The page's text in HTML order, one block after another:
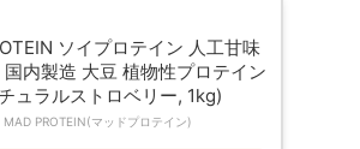
ソイプロテイン 人工甘味
内製造 大豆 植物性プロテイン
ュラルストロベリー, 1kg)
MAD PROTEIN(マッドプロテイン)